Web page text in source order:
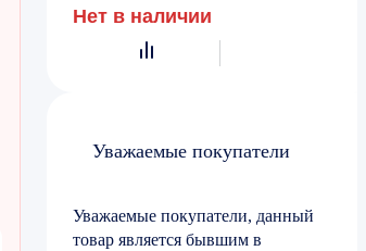
Нет в наличии
Уважаемые покупатели
Уважаемые покупатели, данный
товар является бывшим в